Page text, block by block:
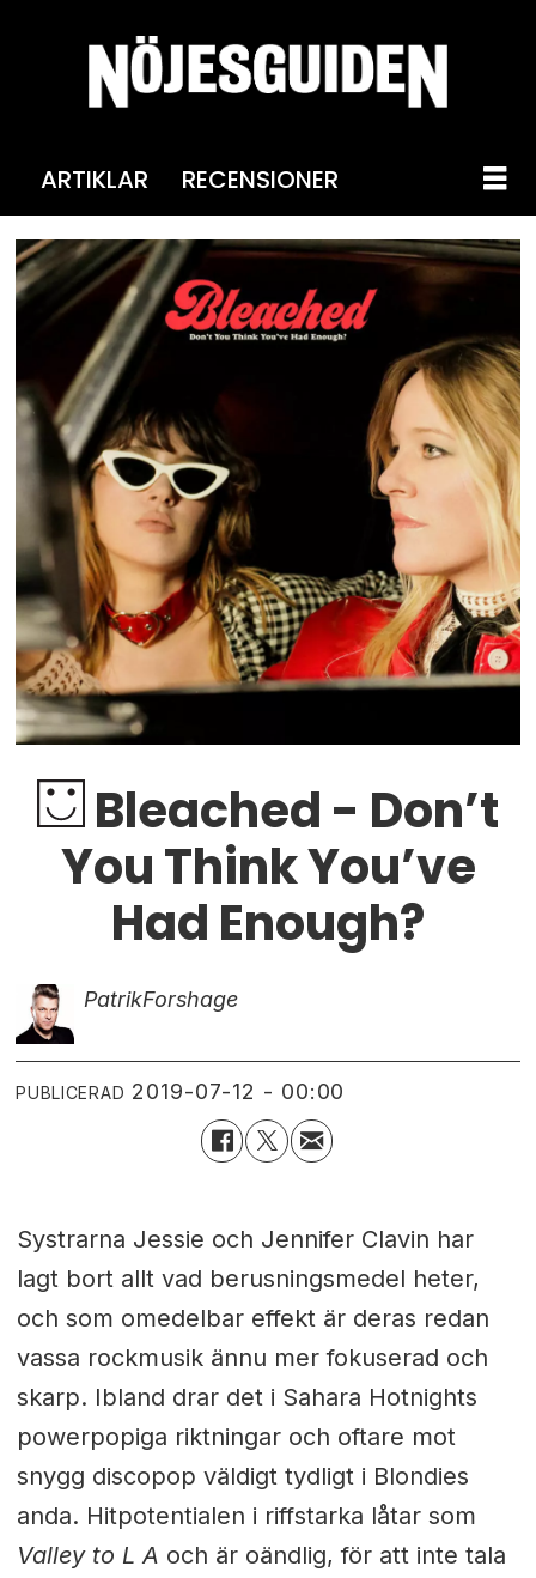
ARTIKLAR RECENSIONER
Bleached - Don’t
You Think You’ve
Had Enough?
PatrikForshage
PUBLICERAD 2019-07-12 - 00:00
Systrarna Jessie och Jennifer Clavin har
lagt bort allt vad berusningsmedel heter,
och som omedelbar effekt är deras redan
vassa rockmusik ännu mer fokuserad och
skarp. Ibland drar det i Sahara Hotnights
powerpopiga riktningar och oftare mot
snygg discopop väldigt tydligt i Blondies
anda. Hitpotentialen i riffstarka låtar som
Valley to L A och är oändlig, för att inte tala